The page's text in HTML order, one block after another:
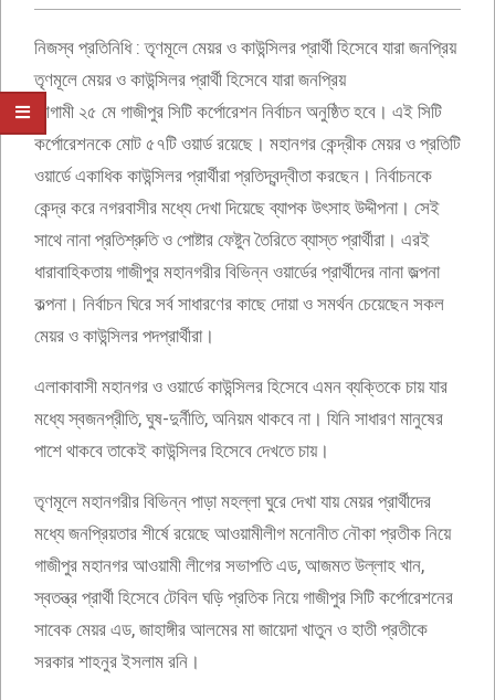
নিজস্ব প্রতিনিধি : তৃণমূলে মেয়র ও কাউন্সিলর প্রার্থী হিসেবে যারা জনপ্রিয়
তৃণমূলে মেয়র ও কাউন্সিলর প্রার্থী হিসেবে যারা জনপ্রিয়
আগামী ২৫ মে গাজীপুর সিটি কর্পোরেশন নির্বাচন অনুষ্ঠিত হবে। এই সিটি
কর্পোরেশনকে মোট ৫৭টি ওয়ার্ড রয়েছে। মহানগর কেন্দ্রীক মেয়র ও প্রতিটি
ওয়ার্ডে একাধিক কাউন্সিলর প্রার্থীরা প্রতিদ্বন্দ্বীতা করছেন। নির্বাচনকে
কেন্দ্র করে নগরবাসীর মধ্যে দেখা দিয়েছে ব্যাপক উৎসাহ উদ্দীপনা। সেই
সাথে নানা প্রতিশ্রুতি ও পোষ্টার ফেষ্টুন তৈরিতে ব্যাস্ত প্রার্থীরা। এরই
ধারাবাহিকতায় গাজীপুর মহানগরীর বিভিন্ন ওয়ার্ডের প্রার্থীদের নানা জল্পনা
কল্পনা। নির্বাচন ঘিরে সর্ব সাধারণের কাছে দোয়া ও সমর্থন চেয়েছেন সকল
মেয়র ও কাউন্সিলর পদপ্রার্থীরা।
এলাকাবাসী মহানগর ও ওয়ার্ডে কাউন্সিলর হিসেবে এমন ব্যক্তিকে চায় যার
মধ্যে স্বজনপ্রীতি, ঘুষ-দুর্নীতি, অনিয়ম থাকবে না। যিনি সাধারণ মানুষের
পাশে থাকবে তাকেই কাউন্সিলর হিসেবে দেখতে চায়।
তৃণমূলে মহানগরীর বিভিন্ন পাড়া মহল্লা ঘুরে দেখা যায় মেয়র প্রার্থীদের
মধ্যে জনপ্রিয়তার শীর্ষে রয়েছে আওয়ামীলীগ মনোনীত নৌকা প্রতীক নিয়ে
গাজীপুর মহানগর আওয়ামী লীগের সভাপতি এড, আজমত উল্লাহ খান,
স্বতন্ত্র প্রার্থী হিসেবে টেবিল ঘড়ি প্রতিক নিয়ে গাজীপুর সিটি কর্পোরেশনের
সাবেক মেয়র এড, জাহাঙ্গীর আলমের মা জায়েদা খাতুন ও হাতী প্রতীকে
সরকার শাহনুর ইসলাম রনি।